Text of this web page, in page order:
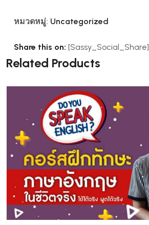
หมวดหมู่: Uncategorized
Share this on: [Sassy_Social_Share]
Related Products